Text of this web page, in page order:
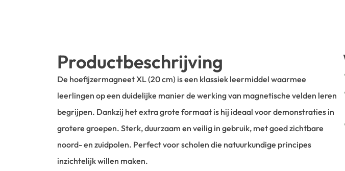
Productbeschrijving
De hoefijzermagneet XL (20 cm) is een klassiek leermiddel waarmee
leerlingen op een duidelijke manier de werking van magnetische velden leren
begrijpen. Dankzij het extra grote formaat is hij ideaal voor demonstraties in
grotere groepen. Sterk, duurzaam en veilig in gebruik, met goed zichtbare
noord- en zuidpolen. Perfect voor scholen die natuurkundige principes
inzichtelijk willen maken.